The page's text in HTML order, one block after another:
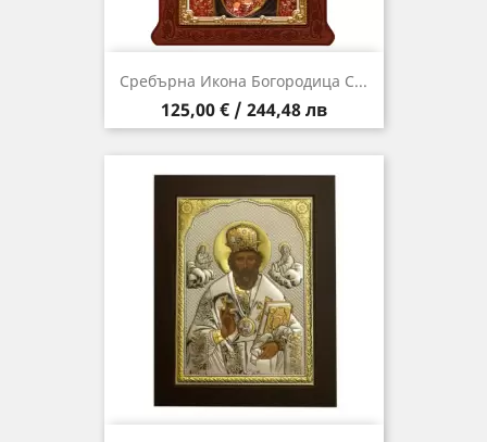
Сребърна Икона Богородица С...
Цена
125,00 € / 244,48 лв